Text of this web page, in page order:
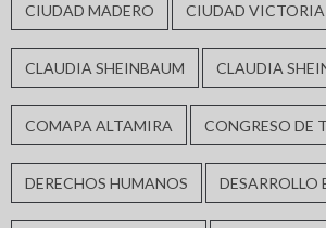
CIUDAD MADERO CIUDAD VICTORIA
CLAUDIA SHEINBAUM CLAUDIA
COMAPA ALTAMIRA CONGRESO DE
DERECHOS HUMANOS